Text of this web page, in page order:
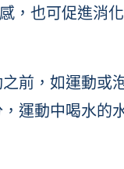
，也可促進消
前，如運動或
運動中喝水的